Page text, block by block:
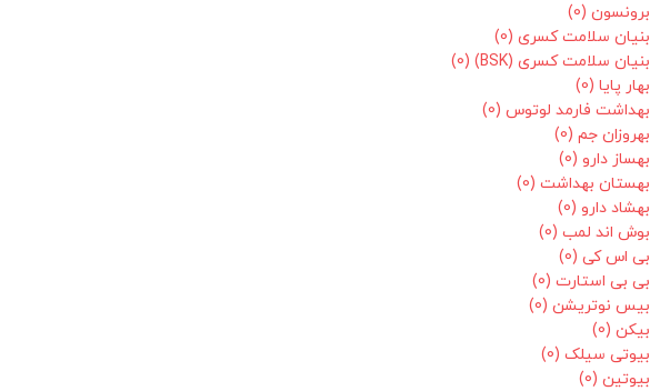
برونسون (0)
بنیان سلامت کسری (0)
بنیان سلامت کسری (BSK)
(0)
بهار پایا (0)
بهداشت فارمد لوتوس (0)
بهروزان جم (0)
بهساز دارو (0)
بهستان بهداشت (0)
بهشاد دارو (0)
بوش اند لمب (0)
بی اس کی (0)
بی بی استارت (0)
بیس نوتریشن (0)
بیکن (0)
بیوتی سیلک (0)
بیوتین (0)